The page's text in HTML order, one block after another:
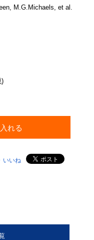
M.G.Michaels, et al.
)
いいね